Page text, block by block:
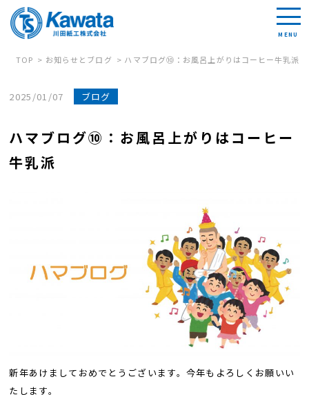
TOP お知らせとブログ ハマブログ⑩：お風呂上がりはコーヒー牛乳派
2025/01/07 ブログ
ハマブログ⑩：お風呂上がりはコーヒー
牛乳派
新年あけましておめでとうございます。今年もよろしくお願いい
たします。